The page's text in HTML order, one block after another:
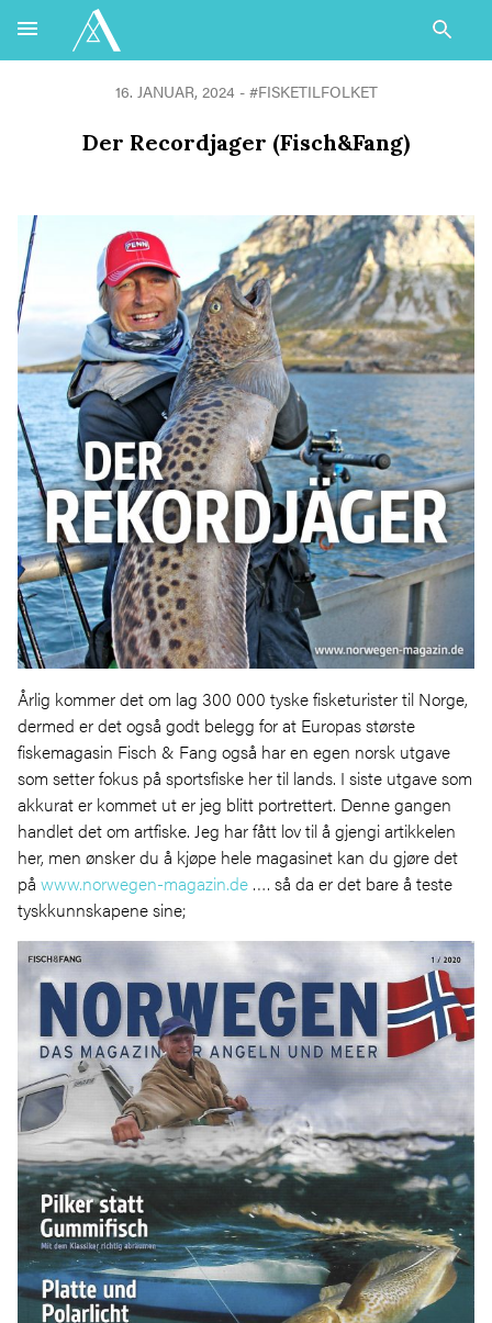
16. JANUAR, 2024 - #FISKETILFOLKET
Der Recordjager (Fisch&Fang)
Årlig kommer det om lag 300 000 tyske fisketurister til Norge,
dermed er det også godt belegg for at Europas største
fiskemagasin Fisch & Fang også har en egen norsk utgave
som setter fokus på sportsfiske her til lands. I siste utgave som
akkurat er kommet ut er jeg blitt portrettert. Denne gangen
handlet det om artfiske. Jeg har fått lov til å gjengi artikkelen
her, men ønsker du å kjøpe hele magasinet kan du gjøre det
på www.norwegen-magazin.de …. så da er det bare å teste
tyskkunnskapene sine;